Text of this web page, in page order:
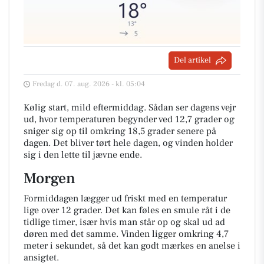
Del artikel
Fredag d. 07. aug. 2026 - kl. 05:04
Kølig start, mild eftermiddag. Sådan ser dagens vejr
ud, hvor temperaturen begynder ved 12,7 grader og
sniger sig op til omkring 18,5 grader senere på
dagen. Det bliver tørt hele dagen, og vinden holder
sig i den lette til jævne ende.
Morgen
Formiddagen lægger ud friskt med en temperatur
lige over 12 grader. Det kan føles en smule råt i de
tidlige timer, især hvis man står op og skal ud ad
døren med det samme. Vinden ligger omkring 4,7
meter i sekundet, så det kan godt mærkes en anelse i
ansigtet.